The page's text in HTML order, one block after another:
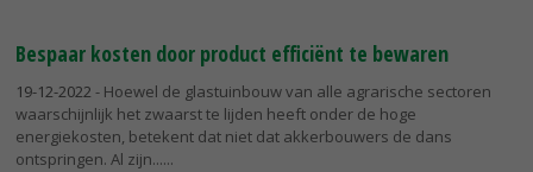
Bespaar kosten door product efficiënt te bewaren
19-12-2022 - Hoewel de glastuinbouw van alle agrarische sectoren
waarschijnlijk het zwaarst te lijden heeft onder de hoge
energiekosten, betekent dat niet dat akkerbouwers de dans
ontspringen. Al zijn...